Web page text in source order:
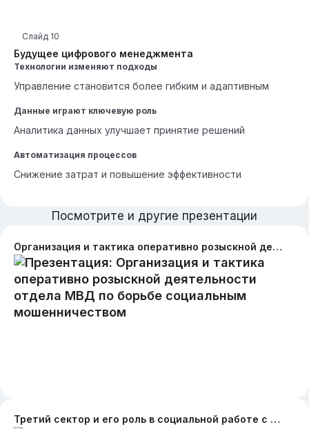
Будущее цифрового менеджмента
Слайд 10
Технологии изменяют подходы
Управление становится более гибким и адаптивным
Данные играют ключевую роль
Аналитика данных улучшает принятие решений
Автоматизация процессов
Снижение затрат и повышение эффективности
Посмотрите и другие презентации
Организация и тактика оперативно розыскной деятельности отдела МВД по борьбе социальным мошенничеством
Третий сектор и его роль в социальной работе с населением